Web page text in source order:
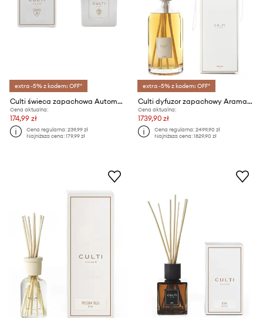
extra -5% z kodem: OFF*
Culti świeca zapachowa Automobili Lamborghini 210 g
Cena aktualna:
174,99 zł
Cena regularna:239,99 zł
Najniższa cena:179,99 zł
extra -5% z kodem: OFF*
Culti dyfuzor zapachowy Aramara 4,3 L
Cena aktualna:
1739,90 zł
Cena regularna:2499,90 zł
Najniższa cena:1829,90 zł